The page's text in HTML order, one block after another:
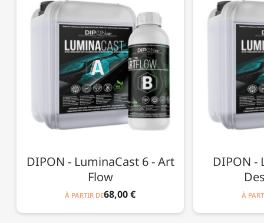
DIPON - LuminaCast 6 - Art
Flow
À PARTIR DE68,00 €
DIPON -
À